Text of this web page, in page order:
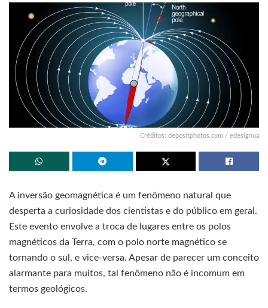
Créditos: depositphotos.com / edesignua
A inversão geomagnética é um fenômeno natural que
desperta a curiosidade dos cientistas e do público em geral.
Este evento envolve a troca de lugares entre os polos
magnéticos da Terra, com o polo norte magnético se
tornando o sul, e vice-versa. Apesar de parecer um conceito
alarmante para muitos, tal fenômeno não é incomum em
termos geológicos.